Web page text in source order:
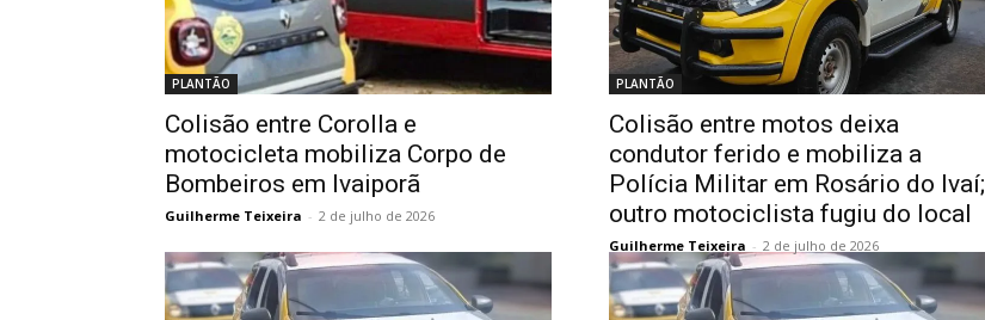
PLANTÃO
Colisão entre Corolla e
motocicleta mobiliza Corpo de
Bombeiros em Ivaiporã
Guilherme Teixeira - 2 de julho de 2026
PLANTÃO
Colisão entre motos deixa
condutor ferido e mobiliza a
Polícia Militar em Rosário do Ivaí;
outro motociclista fugiu do local
Guilherme Teixeira - 2 de julho de 2026